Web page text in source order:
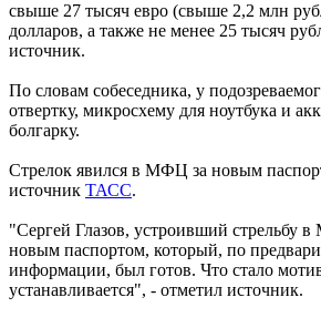
свыше 27 тысяч евро (свыше 2,2 млн
долларов, а также не менее 25 тысяч
источник.
По словам собеседника, у
отвертку, микросхему для ноутбука и
болгарку.
Стрелок явился в МФЦ за новым
источник ТАСС.
"Сергей Глазов, устроивший стрельбу
новым паспортом, который, по
информации, был готов. Что стало
устанавливается", - отметил источник.